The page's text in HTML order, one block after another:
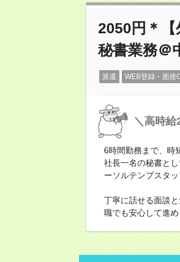
2050円＊
秘書業務＠
派遣 WEB登録・面接
＼高時
6時間勤務まで、時
社長一名の秘書と
ーソルテンプスタッ
丁寧に話せる面談
職でも安心して進め